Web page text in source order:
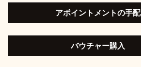
アポイントメントの手配
バウチャー購入